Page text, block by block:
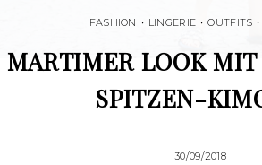
FASHION • LINGERIE • OUTFITS •
LOOK
SPITZEN-
30/09/2018